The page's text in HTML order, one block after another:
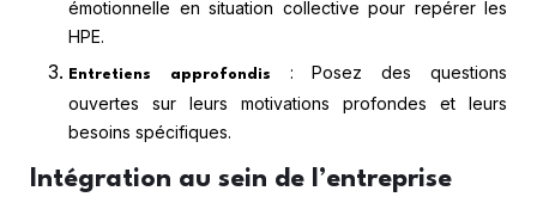
émotionnelle en situation collective pour repérer les
HPE.
Entretiens approfondis
: Posez des questions
ouvertes sur leurs motivations profondes et leurs
besoins spécifiques.
Intégration au sein de l’entreprise